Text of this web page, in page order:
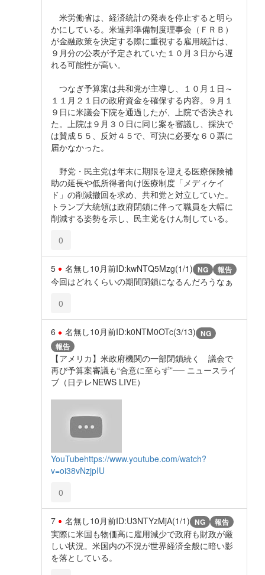
米労働省は、経済統計の発表を停止すると明ら
かにしている。米連邦準備制度理事会（ＦＲＢ）
が金融政策を決定する際に重視する雇用統計は、
９月分の公表が予定されていた１０月３日から遅
れる可能性が高い。
つなぎ予算案は共和党が主導し、１０月１日～
１１月２１日の政府資金を確保する内容。９月１
９日に米議会下院を通過したが、上院で否決され
た。上院は９月３０日に同じ案を審議し、採決で
は賛成５５、反対４５で、可決に必要な６０票に
届かなかった。
野党・民主党は年末に期限を迎える医療保険補
助の延長や低所得者向け医療制度「メディケイ
ド」の削減撤回を求め、共和党と対立していた。
トランプ大統領は政府閉鎖に伴って職員を大幅に
削減する姿勢を示し、民主党をけん制している。
0
5 名無し10月前ID:kwNTQ5Mzg(1/1) NG 報告
今回はどれくらいの期間閉鎖になるんだろうなぁ
0
6 名無し10月前ID:k0NTM0OTc(3/13) NG
報告
【アメリカ】米政府機関の一部閉鎖続く 議会で
再び予算案審議も“合意に至らず”── ニュースライ
ブ（日テレNEWS LIVE）
YouTubehttps://www.youtube.com/watch?
v=oi38vNzjpIU
0
7 名無し10月前ID:U3NTYzMjA(1/1) NG 報告
実際に米国も物価高に雇用減少で政府も財政が厳
しい状況。米国内の不況が世界経済全般に暗い影
を落としている。